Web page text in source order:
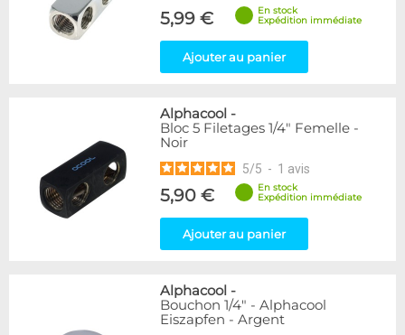
Couleur
Blanc
36
2
2
Violet
4
Couleur
2
39
280
5,99 €
En stock
Expédition immédiate
Ajouter au panier
Alphacool -
Bloc 5 Filetages 1/4" Femelle -
Noir
5/5 - 1 avis
5,90 €
En stock
Expédition immédiate
Ajouter au panier
Alphacool -
Bouchon 1/4" - Alphacool
Eiszapfen - Argent